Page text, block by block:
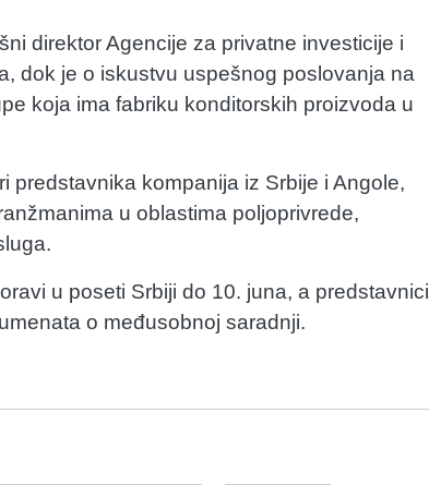
direktor Agencije za privatne investicije i
dok je o iskustvu uspešnog poslovanja na
koja ima fabriku konditorskih proizvoda u
predstavnika kompanija iz Srbije i Angole,
u oblastima poljoprivrede,
u poseti Srbiji do 10. juna, a predstavnici
o međusobnoj saradnji.